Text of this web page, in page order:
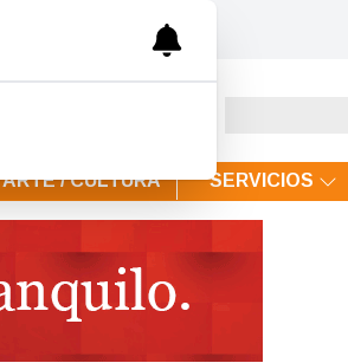
ARTE / CULTURA SERVICIOS